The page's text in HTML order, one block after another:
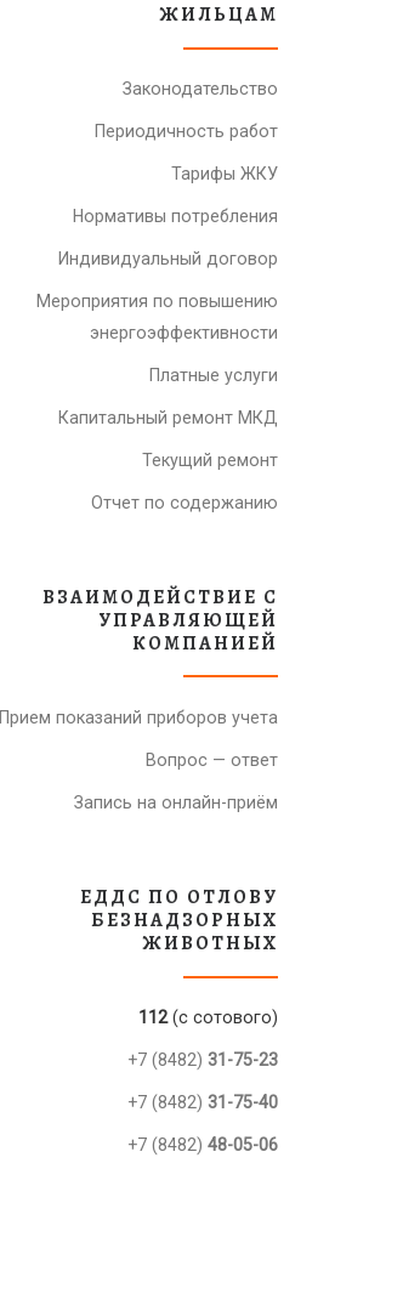
ЖИЛЬЦАМ
Законодательство
Периодичность работ
Тарифы ЖКУ
Нормативы потребления
Индивидуальный договор
Мероприятия по повышению
энергоэффективности
Платные услуги
Капитальный ремонт МКД
Текущий ремонт
Отчет по содержанию
ВЗАИМОДЕЙСТВИЕ С
УПРАВЛЯЮЩЕЙ
КОМПАНИЕЙ
Прием показаний приборов учета
Вопрос — ответ
Запись на онлайн-приём
ЕДДС ПО ОТЛОВУ
БЕЗНАДЗОРНЫХ
ЖИВОТНЫХ
112(с сотового)
+7 (8482) 31-75-23
+7 (8482) 31-75-40
+7 (8482) 48-05-06